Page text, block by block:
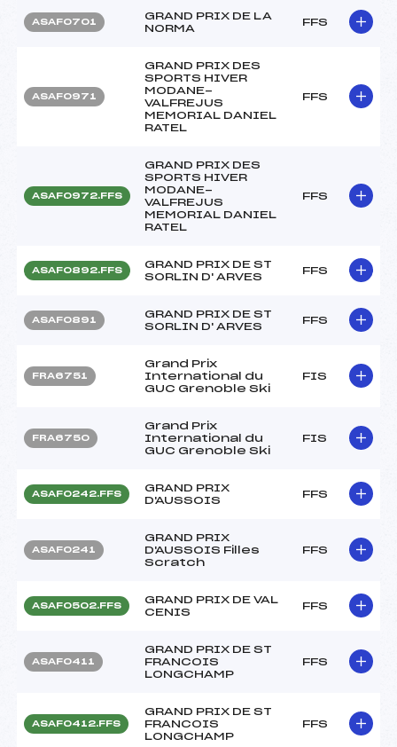
ASAF0701
GRAND PRIX DE LA
NORMA
FFS
ASAF0971
GRAND PRIX DES
SPORTS HIVER
MODANE-
VALFREJUS
MEMORIAL DANIEL
RATEL
FFS
ASAF0972.FFS
GRAND PRIX DES
SPORTS HIVER
MODANE-
VALFREJUS
MEMORIAL DANIEL
RATEL
FFS
ASAF0892.FFS
GRAND PRIX DE ST
SORLIN D' ARVES
FFS
ASAF0891
GRAND PRIX DE ST
SORLIN D' ARVES
FFS
FRA6751
Grand Prix
International du
GUC Grenoble Ski
FIS
FRA6750
Grand Prix
International du
GUC Grenoble Ski
FIS
ASAF0242.FFS
GRAND PRIX
D'AUSSOIS
FFS
ASAF0241
GRAND PRIX
D'AUSSOIS Filles
Scratch
FFS
ASAF0502.FFS
GRAND PRIX DE VAL
CENIS
FFS
ASAF0411
GRAND PRIX DE ST
FRANCOIS
LONGCHAMP
FFS
ASAF0412.FFS
GRAND PRIX DE ST
FRANCOIS
LONGCHAMP
FFS